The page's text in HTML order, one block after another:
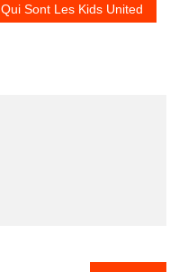
Qui Sont Les Kids United